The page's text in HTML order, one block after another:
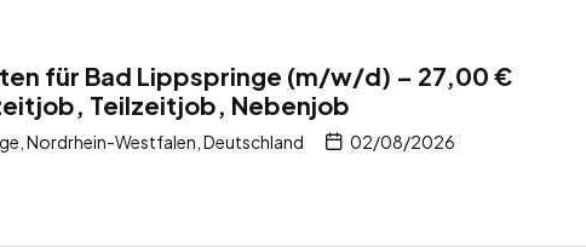
für Bad Lippspringe (m/w/d) – 27,00 €
Teilzeitjob, Nebenjob
Nordrhein-Westfalen, Deutschland 02/08/2026